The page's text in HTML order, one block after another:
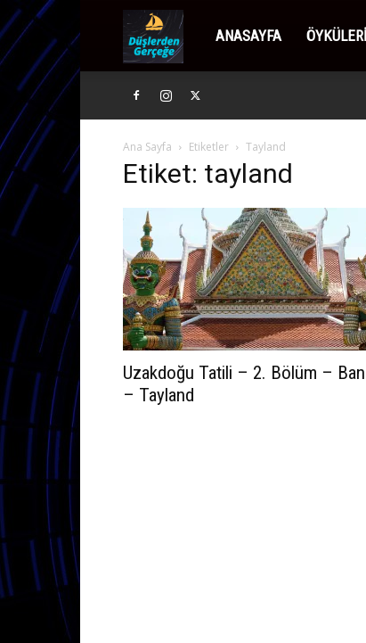
Düşlerden
ANASAYFA
Ana Sayfa Etiketler Tayland
Etiket: tayland
Uzakdoğu Tatili – 2. Bölüm –
– Tayland